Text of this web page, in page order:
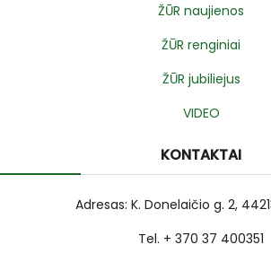
ŽŪR naujienos
ŽŪR renginiai
ŽŪR jubiliejus
VIDEO
KONTAKTAI
Adresas: K. Donelaičio g. 2,
Tel. + 370 37 400351